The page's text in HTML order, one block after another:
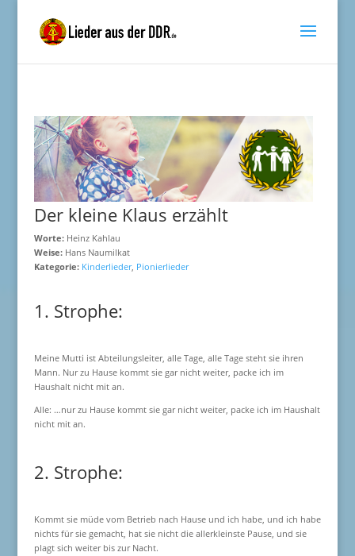
Der kleine Klaus erzählt
Worte:Heinz Kahlau
Weise:Hans Naumilkat
Kategorie: Kinderlieder, Pionierlieder
1. Strophe:
Meine Mutti ist Abteilungsleiter, alle Tage, alle Tage steht sie ihren
Mann. Nur zu Hause kommt sie gar nicht weiter, packe ich im
Haushalt nicht mit an.
Alle: …nur zu Hause kommt sie gar nicht weiter, packe ich im Haushalt
nicht mit an.
2. Strophe:
Kommt sie müde vom Betrieb nach Hause und ich habe, und ich habe
nichts für sie gemacht, hat sie nicht die allerkleinste Pause, und sie
plagt sich weiter bis zur Nacht.